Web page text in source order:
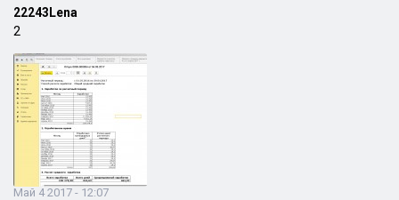
22243Lena
2
Май 4 2017 - 12:07